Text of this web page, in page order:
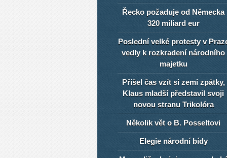
Řecko požaduje od Německa
320 miliard eur
Poslední velké protesty v
vedly k rozkradení národního
majetku
Přišel čas vzít si zemi zpátky,
Klaus mladší představil svoji
novou stranu Trikolóra
Několik vět o B. Posseltovi
Elegie národní bídy